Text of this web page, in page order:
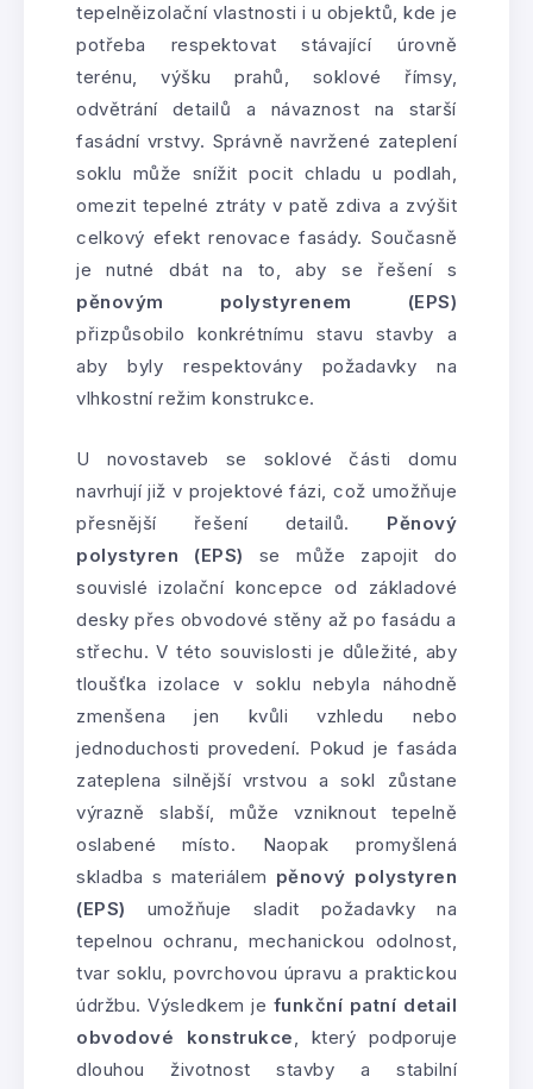
tepelněizolační vlastnosti i u objektů, kde je
potřeba respektovat stávající úrovně
terénu, výšku prahů, soklové římsy,
odvětrání detailů a návaznost na starší
fasádní vrstvy. Správně navržené zateplení
soklu může snížit pocit chladu u podlah,
omezit tepelné ztráty v patě zdiva a zvýšit
celkový efekt renovace fasády. Současně
je nutné dbát na to, aby se řešení s
pěnovým polystyrenem (EPS)
přizpůsobilo konkrétnímu stavu stavby a
aby byly respektovány požadavky na
vlhkostní režim konstrukce.
U novostaveb se soklové části domu
navrhují již v projektové fázi, což umožňuje
přesnější řešení detailů. Pěnový
polystyren (EPS) se může zapojit do
souvislé izolační koncepce od základové
desky přes obvodové stěny až po fasádu a
střechu. V této souvislosti je důležité, aby
tloušťka izolace v soklu nebyla náhodně
zmenšena jen kvůli vzhledu nebo
jednoduchosti provedení. Pokud je fasáda
zateplena silnější vrstvou a sokl zůstane
výrazně slabší, může vzniknout tepelně
oslabené místo. Naopak promyšlená
skladba s materiálem pěnový polystyren
(EPS) umožňuje sladit požadavky na
tepelnou ochranu, mechanickou odolnost,
tvar soklu, povrchovou úpravu a praktickou
údržbu. Výsledkem je funkční patní detail
obvodové konstrukce, který podporuje
dlouhou životnost stavby a stabilní